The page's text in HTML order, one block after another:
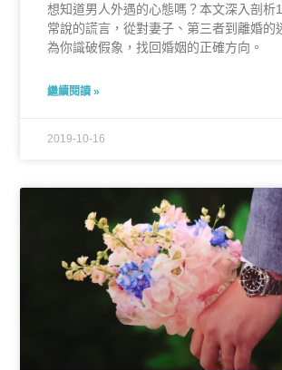
想知道男人外遇的心態嗎？本文深入剖析
常說的謊言，從對妻子、第三者到離婚的
為你識破假象，找回婚姻的正確方向。
繼續閱讀 »
2019-10-16